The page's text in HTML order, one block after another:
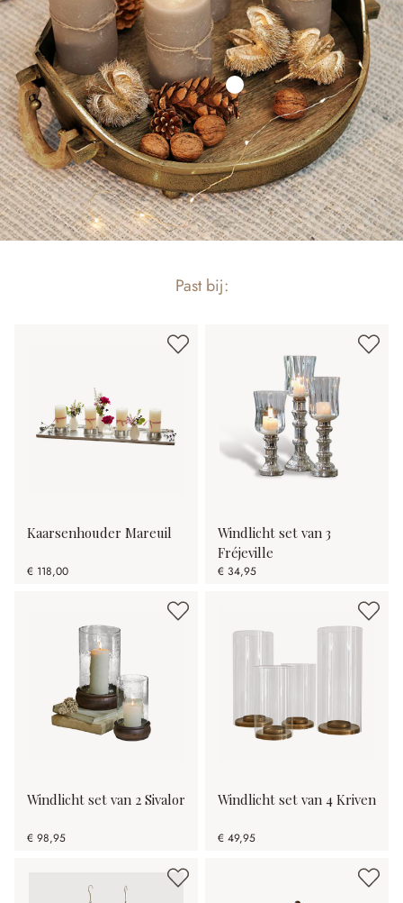
Past bij:
Kaarsenhouder Mareuil
€ 118,00
Windlicht set van 3
Fréjeville
€ 34,95
Windlicht set van 2 Sivalor
€ 98,95
Windlicht set van 4 Kriven
€ 49,95